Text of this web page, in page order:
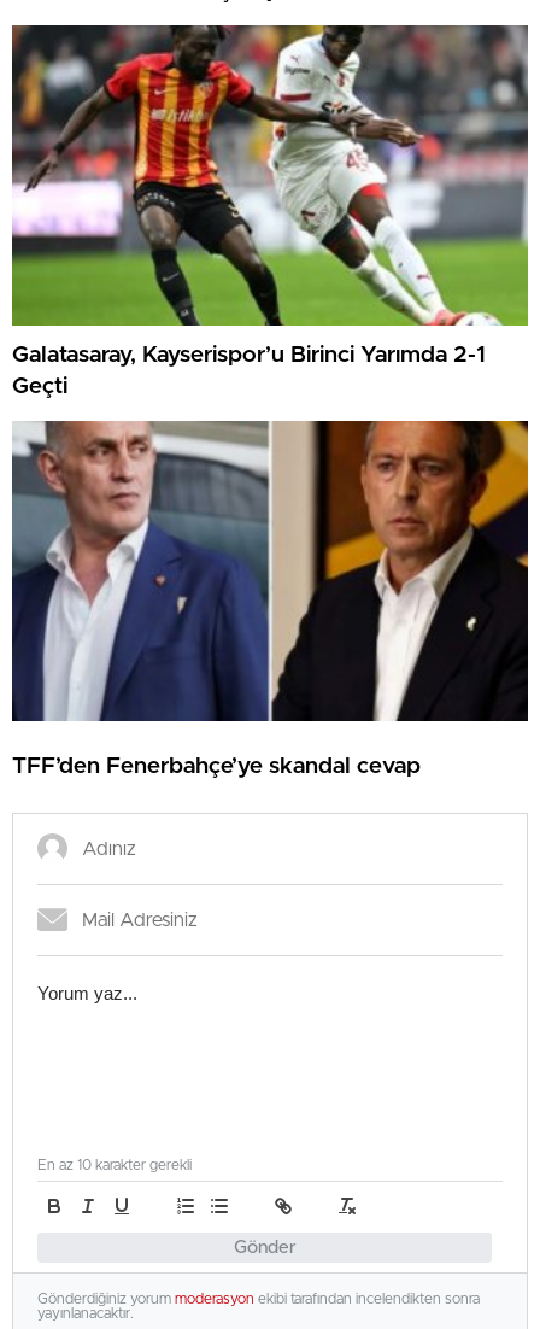
Galatasaray, Kayserispor’u Birinci Yarımda 2-1
Geçti
TFF’den Fenerbahçe’ye skandal cevap
Gönder
En az 10 karakter gerekli
Gönderdiğiniz yorum moderasyon ekibi tarafından incelendikten sonra
yayınlanacaktır.